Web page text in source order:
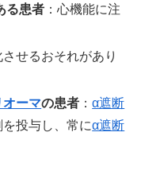
る患者 ：心機能に注
させるおそれがあり
オーマの患者 ：α遮断
投与し、常にα遮断